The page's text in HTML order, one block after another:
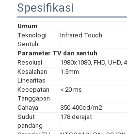
Spesifikasi
Umum
Teknologi
Sentuh
Infrared Touch
Parameter TV dan sentuh
Resolusi
1980x1080, FHD, UHD,
Kesalahan
Linearitas
1.5mm
Kecepatan
Tanggapan
< 20 ms
Cahaya
350-400cd/m2
Sudut
pandang
178 derajat